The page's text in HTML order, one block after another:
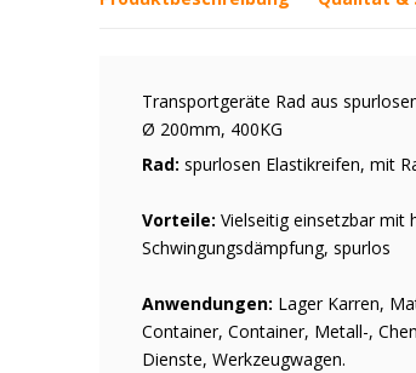
Transportgeräte Rad aus
Ø 200mm, 400KG
Rad: spurlosen Elastikreifen, mit
Vorteile: Vielseitig einsetzbar mit
Schwingungsdämpfung, spurlos
Anwendungen: Lager Karren,
Container, Container, Metall-,
Dienste, Werkzeugwagen.